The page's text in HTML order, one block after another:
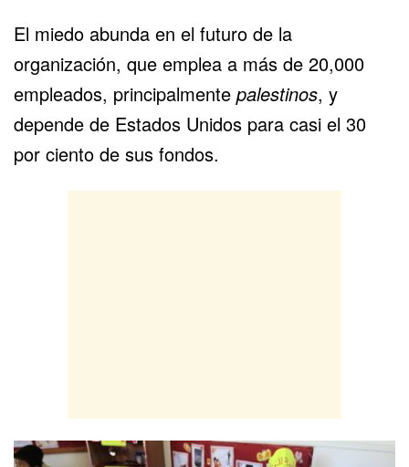
El miedo abunda en el futuro de la
organización, que emplea a más de 20,000
empleados, principalmente palestinos, y
depende de Estados Unidos para casi el 30
por ciento de sus fondos.